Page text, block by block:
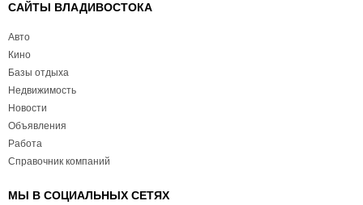
САЙТЫ ВЛАДИВОСТОКА
Авто
Кино
Базы отдыха
Недвижимость
Новости
Объявления
Работа
Справочник компаний
МЫ В СОЦИАЛЬНЫХ СЕТЯХ